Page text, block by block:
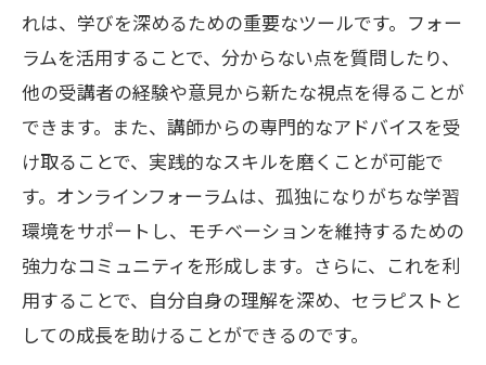
れは、学びを深めるための重要なツールです。フォー
ラムを活用することで、分からない点を質問したり、
他の受講者の経験や意見から新たな視点を得ることが
できます。また、講師からの専門的なアドバイスを受
け取ることで、実践的なスキルを磨くことが可能で
す。オンラインフォーラムは、孤独になりがちな学習
環境をサポートし、モチベーションを維持するための
強力なコミュニティを形成します。さらに、これを利
用することで、自分自身の理解を深め、セラピストと
しての成長を助けることができるのです。